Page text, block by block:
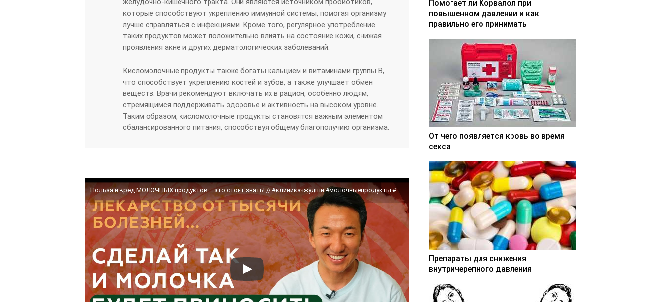
желудочно-кишечного тракта. Они являются источником пробиотиков,
которые способствуют укреплению иммунной системы, помогая организму
лучше справляться с инфекциями. Кроме того, регулярное употребление
таких продуктов может положительно влиять на состояние кожи, снижая
проявления акне и других дерматологических заболеваний.
Кисломолочные продукты также богаты кальцием и витаминами группы B,
что способствует укреплению костей и зубов, а также улучшает обмен
веществ. Врачи рекомендуют включать их в рацион, особенно людям,
стремящимся поддерживать здоровье и активность на высоком уровне.
Таким образом, кисломолочные продукты становятся важным элементом
сбалансированного питания, способствуя общему благополучию организма.
Польза и вред МОЛОЧНЫХ продуктов – это стоит знать! // #клиникачжудши #молочныепродукты #тибет
Помогает ли Корвалол при
повышенном давлении и как
правильно его принимать
От чего появляется кровь во время
секса
Препараты для снижения
внутричерепного давления